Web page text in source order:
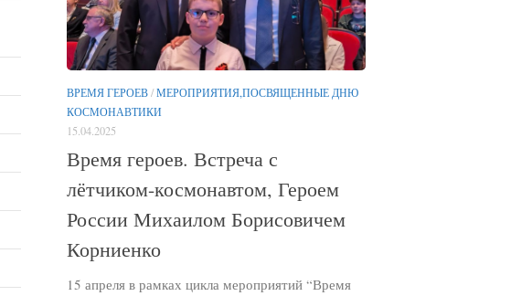
ВРЕМЯ ГЕРОЕВ/МЕРОПРИЯТИЯ,ПОСВЯЩЕННЫЕ ДНЮ
КОСМОНАВТИКИ
15.04.2025
Время героев. Встреча с
лётчиком-космонавтом, Героем
России Михаилом Борисовичем
Корниенко
15 апреля в рамках цикла мероприятий “Время